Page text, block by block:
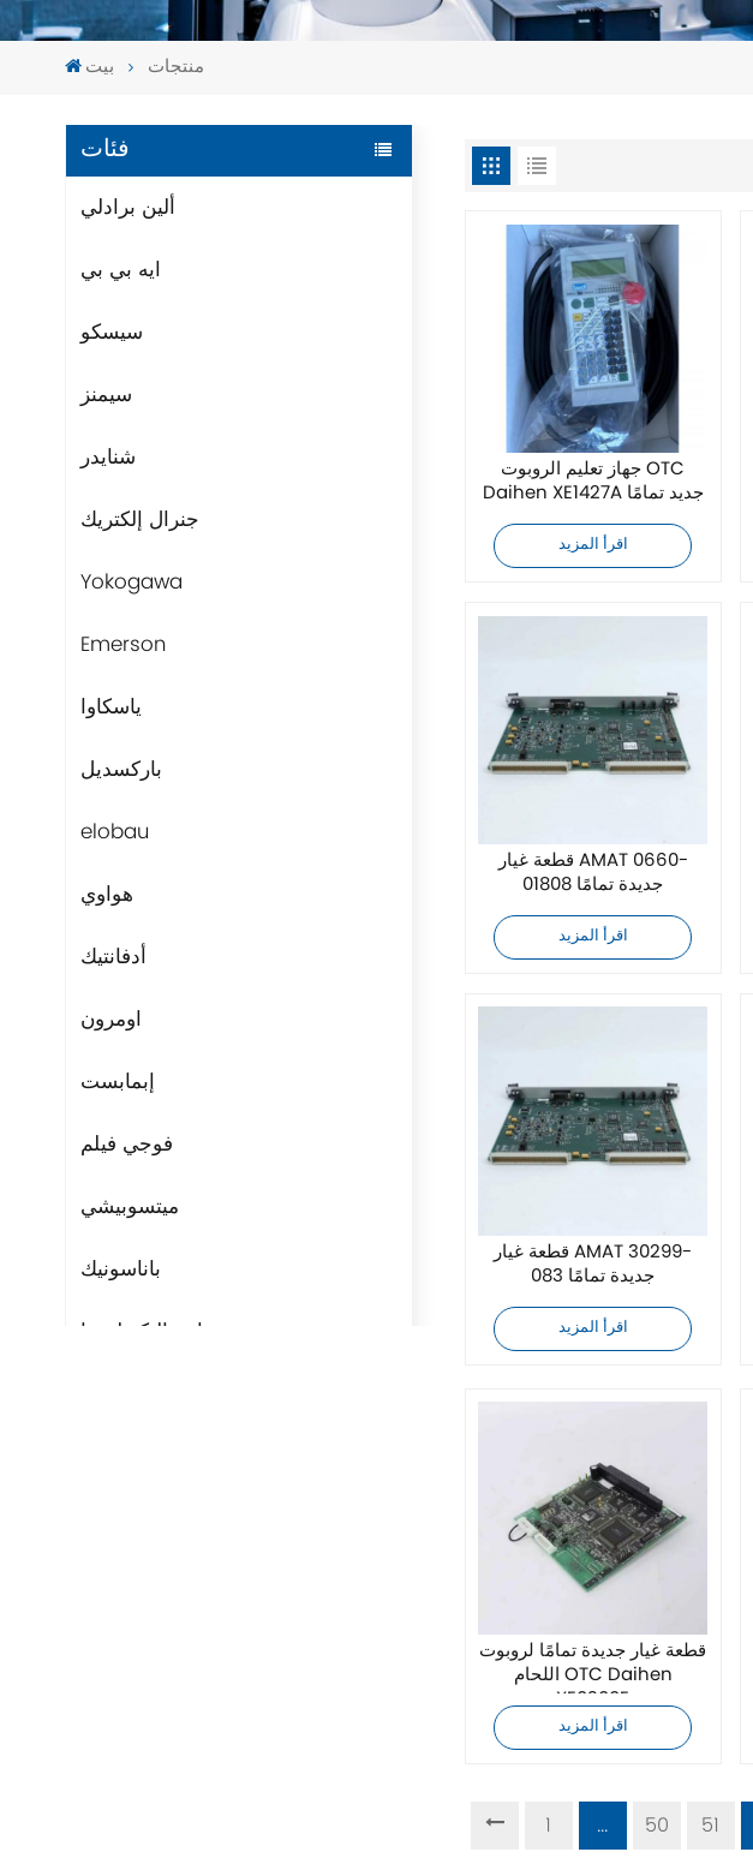
بيت منتجات
فئات
ألين برادلي
ايه بي بي
سيسكو
سيمنز
شنايدر
جنرال إلكتريك
Yokogawa
Emerson
ياسكاوا
باركسديل
elobau
هواوي
أدفانتيك
اومرون
إبمابست
فوجي فيلم
ميتسوبيشي
باناسونيك
مراوح التكنولوجيا
جهاز تعليم الروبوت OTC
Daihen XE1427A جديد تمامًا
اقرأ المزيد
قطعة غيار AMAT 0660-
01808 جديدة تمامًا
اقرأ المزيد
قطعة غيار AMAT 30299-
083 جديدة تمامًا
اقرأ المزيد
قطعة غيار جديدة تمامًا لروبوت
اللحام OTC Daihen
XE0200E
اقرأ المزيد
1 ... 50 51